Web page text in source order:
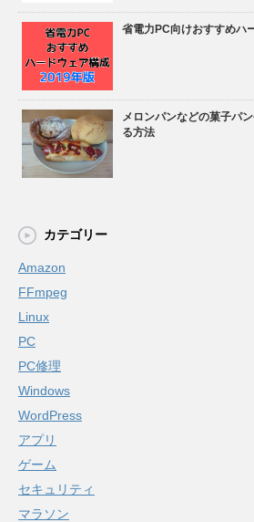
省電力PC向けおすすめハ
メロンパンなどの菓子パ
る方法
カテゴリー
Amazon
FFmpeg
Linux
PC
PC修理
Windows
WordPress
アプリ
ゲーム
セキュリティ
マラソン